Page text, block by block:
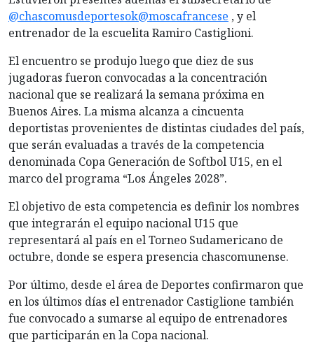
@chascomusdeportesok@moscafrancese , y el
entrenador de la escuelita Ramiro Castiglioni.
El encuentro se produjo luego que diez de sus
jugadoras fueron convocadas a la concentración
nacional que se realizará la semana próxima en
Buenos Aires. La misma alcanza a cincuenta
deportistas provenientes de distintas ciudades del país,
que serán evaluadas a través de la competencia
denominada Copa Generación de Softbol U15, en el
marco del programa “Los Ángeles 2028”.
El objetivo de esta competencia es definir los nombres
que integrarán el equipo nacional U15 que
representará al país en el Torneo Sudamericano de
octubre, donde se espera presencia chascomunense.
Por último, desde el área de Deportes confirmaron que
en los últimos días el entrenador Castiglione también
fue convocado a sumarse al equipo de entrenadores
que participarán en la Copa nacional.